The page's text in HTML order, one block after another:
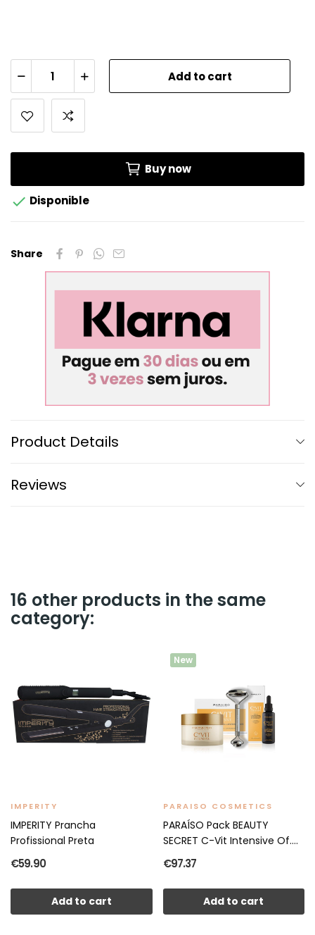
Add to cart
Buy now
 Disponible
Share
Product Details
Reviews
16 other products in the same
category:
IMPERITY
IMPERITY Prancha
Profissional Preta
€59.90
Add to cart
New
PARAISO COSMETICS
PARAÍSO Pack BEAUTY
SECRET C-Vit Intensive Of....
€97.37
Add to cart